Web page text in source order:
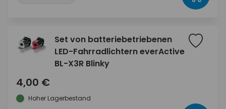
Set von batteriebetriebenen
LED-Fahrradlichtern everActive
BL-X3R Blinky
4,00 €
Hoher Lagerbestand